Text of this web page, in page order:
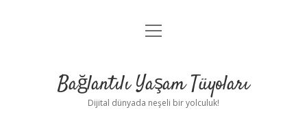
Anasayfa
Yasal Uyarı
menüyü
Bağlantılı Yaşam Tüyoları
Dijital dünyada neşeli bir yolculuk!